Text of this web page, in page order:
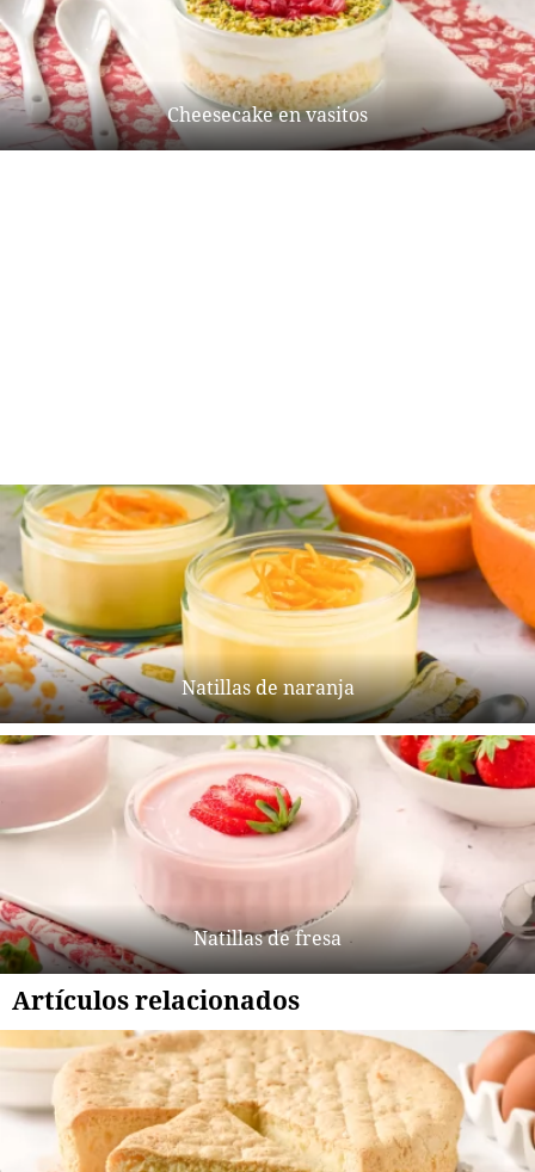
Cheesecake en vasitos
Natillas de naranja
Natillas de fresa
Artículos relacionados